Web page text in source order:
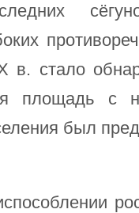
в. стало
площадь
был